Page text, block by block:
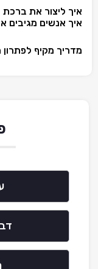
איך ליצור את
איך אנשים מגיבים
מדריך מקיף